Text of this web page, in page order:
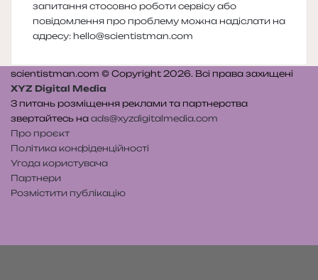
запитання стосовно роботи сервісу або
повідомлення про проблему можна надіслати на
адресу: hello@scientistman.com
scientistman.com © Copyright 2026. Всі права захищені
XYZ Digital Media
З питань розміщення реклами та партнерства
звертайтесь на ads@xyzdigitalmedia.com
Про проєкт
Політика конфіденційності
Угода користувача
Партнери
Розмістити публікацію